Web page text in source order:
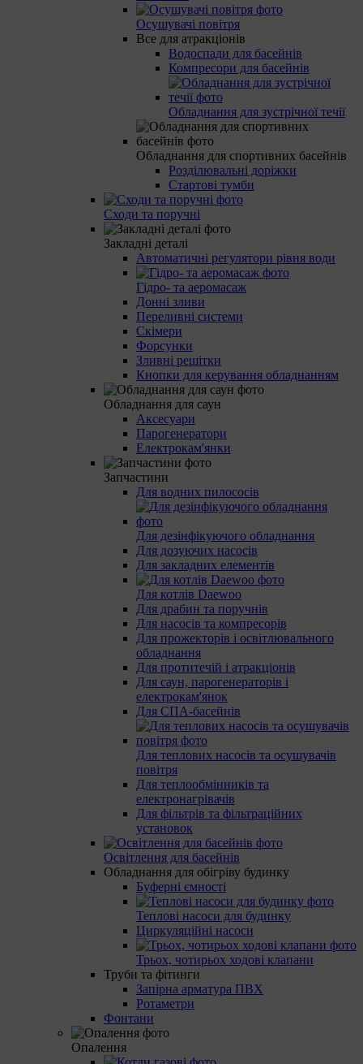
Осушувачі повітря
Все для атракціонів
Водоспади для басейнів
Компресори для басейнів
Обладнання для зустрічної течії
Обладнання для спортивних басейнів
Розділювальні доріжки
Стартові тумби
Сходи та поручні
Закладні деталі
Автоматичні регулятори рівня води
Гідро- та аеромасаж
Донні зливи
Переливні системи
Скімери
Форсунки
Зливні решітки
Кнопки для керування обладнанням
Обладнання для саун
Аксесуари
Парогенератори
Електрокам'янки
Запчастини
Для водних пилососів
Для дезінфікуючого обладнання
Для дозуючих насосів
Для закладних елементів
Для котлів Daewoo
Для драбин та поручнів
Для насосів та компресорів
Для прожекторів і освітлювального
обладнання
Для протитечій і атракціонів
Для саун, парогенераторів і
електрокам'янок
Для СПА-басейнів
Для теплових насосів та осушувачів
повітря
Для теплообмінників та
електронагрівачів
Для фільтрів та фільтраційних
установок
Освітлення для басейнів
Обладнання для обігріву будинку
Буферні ємності
Теплові насоси для будинку
Циркуляційні насоси
Трьох, чотирьох ходові клапани
Труби та фітинги
Запірна арматура ПВХ
Ротаметри
Фонтани
Опалення